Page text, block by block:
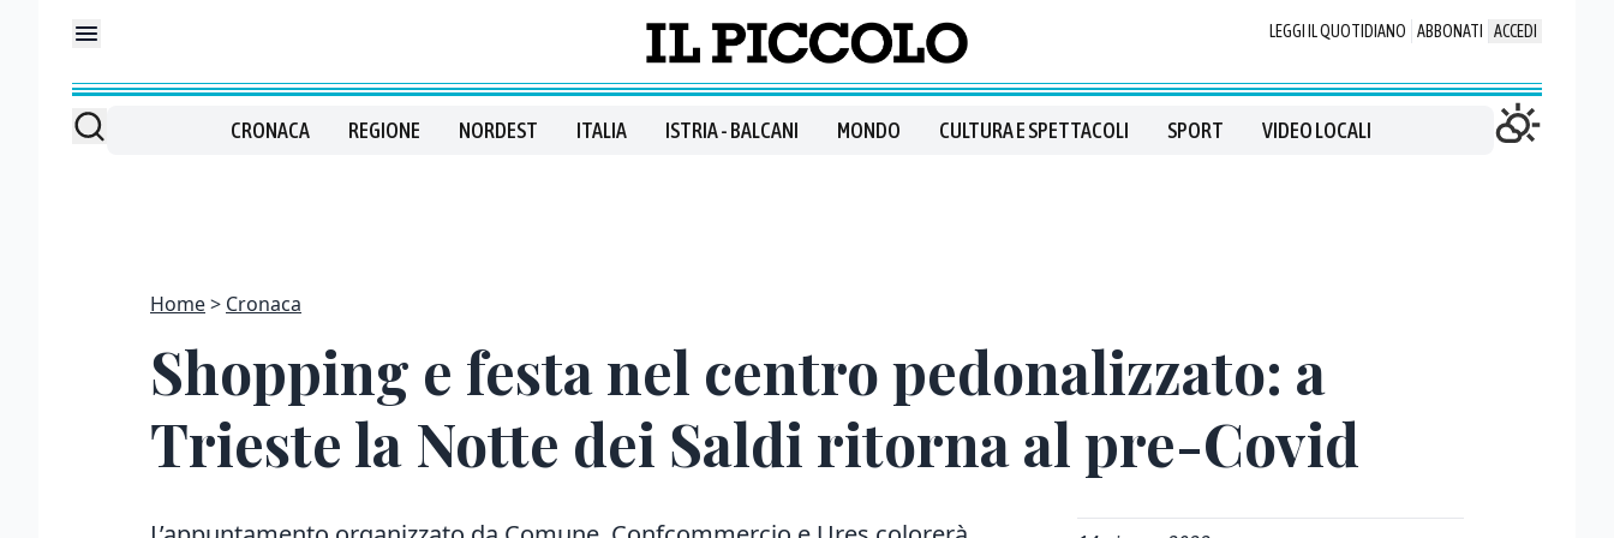
LEGGI IL QUOTIDIANO ABBONATI ACCEDI
CRONACA REGIONE NORDEST ITALIA ISTRIA - BALCANI MONDO CULTURA E SPETTACOLI SPORT VIDEO LOCALI
Home Cronaca
Shopping e festa nel centro pedonalizzato: a
Trieste la Notte dei Saldi ritorna al pre-Covid